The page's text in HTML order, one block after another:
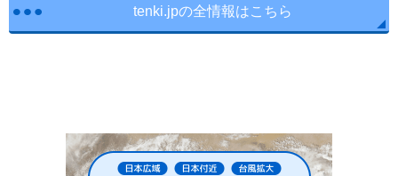
tenki.jpの全情報はこちら